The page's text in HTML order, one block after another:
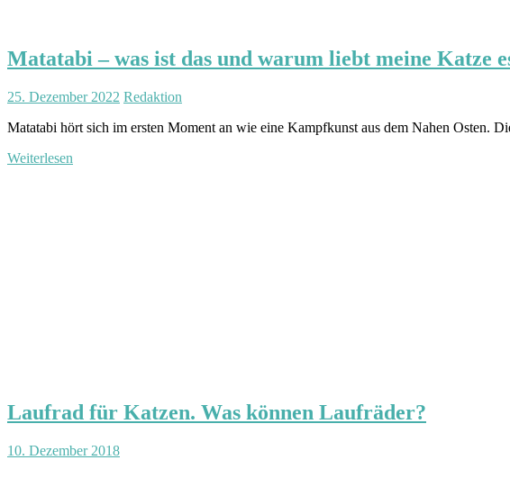
Matatabi – was ist das und warum liebt meine Katze
25. Dezember 2022 Redaktion
Matatabi hört sich im ersten Moment an wie eine Kampfkunst aus dem Nahen Osten.
Weiterlesen
Laufrad für Katzen. Was können Laufräder?
10. Dezember 2018